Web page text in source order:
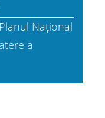
Național
a